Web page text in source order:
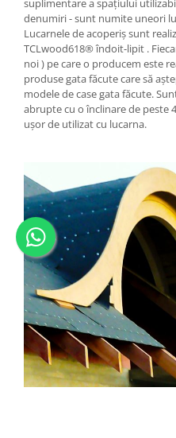
suplimentare a spațiului
denumiri - sunt numite uneori
Lucarnele de acoperiș sunt
TCLwood618® îndoit-lipit .
noi ) pe care o producem este
produse gata făcute care să
modele de case gata făcute.
abrupte cu o înclinare de peste
ușor de utilizat cu lucarna.